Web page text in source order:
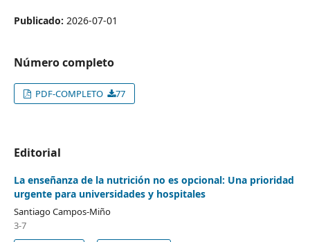
Publicado: 2026-07-01
Número completo
PDF-COMPLETO 77
Editorial
La enseñanza de la nutrición no es opcional: Una prioridad
urgente para universidades y hospitales
Santiago Campos-Miño
3-7